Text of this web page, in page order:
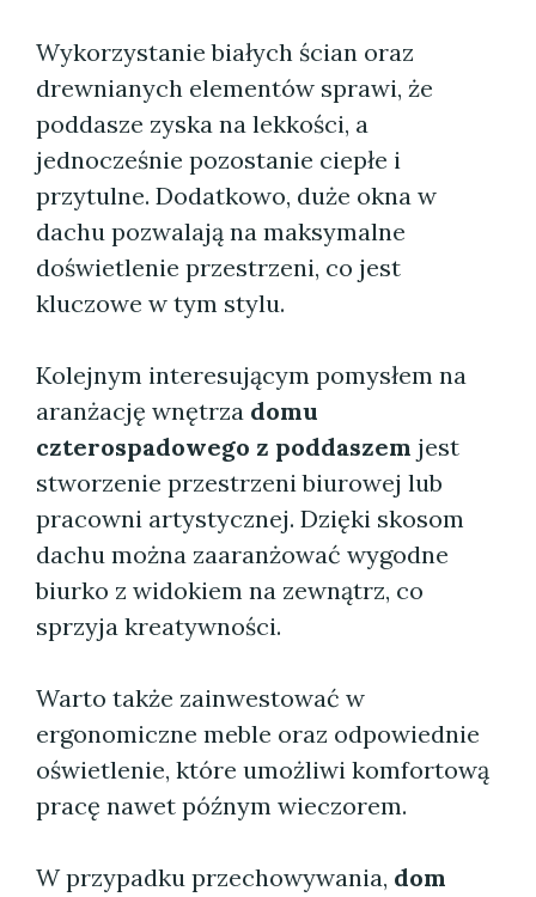
Wykorzystanie białych ścian oraz
drewnianych elementów sprawi, że
poddasze zyska na lekkości, a
jednocześnie pozostanie ciepłe i
przytulne. Dodatkowo, duże okna w
dachu pozwalają na maksymalne
doświetlenie przestrzeni, co jest
kluczowe w tym stylu.
Kolejnym interesującym pomysłem na
aranżację wnętrza domu
czterospadowego z poddaszem jest
stworzenie przestrzeni biurowej lub
pracowni artystycznej. Dzięki skosom
dachu można zaaranżować wygodne
biurko z widokiem na zewnątrz, co
sprzyja kreatywności.
Warto także zainwestować w
ergonomiczne meble oraz odpowiednie
oświetlenie, które umożliwi komfortową
pracę nawet późnym wieczorem.
W przypadku przechowywania, dom